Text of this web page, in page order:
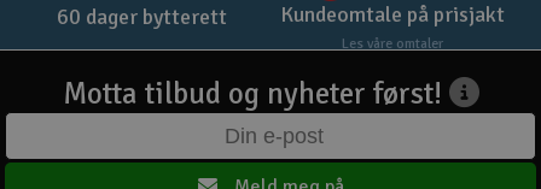
60 dager bytterett Kundeomtale på prisjakt
Les våre omtaler
Motta tilbud og nyheter først!